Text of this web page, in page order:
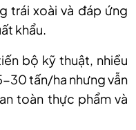
trái xoài và đáp ứng
khẩu.
bộ kỹ thuật, nhiều
30 tấn/ha nhưng vẫn
toàn thực phẩm và